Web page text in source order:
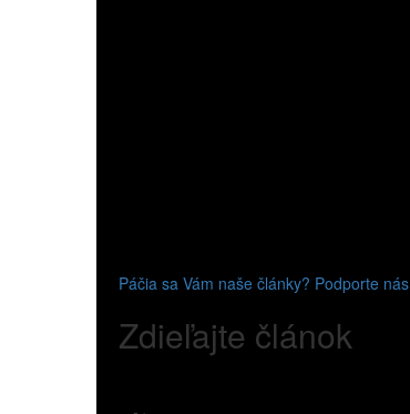
Páčia sa Vám naše články? Podporte nás
Zdieľajte článok